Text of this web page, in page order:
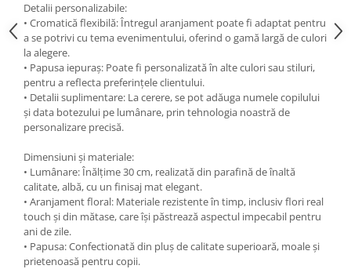
Detalii personalizabile:
• Cromatică flexibilă: Întregul aranjament poate fi adaptat pentru
a se potrivi cu tema evenimentului, oferind o gamă largă de culori
la alegere.
• Papusa iepuraș: Poate fi personalizată în alte culori sau stiluri,
pentru a reflecta preferințele clientului.
• Detalii suplimentare: La cerere, se pot adăuga numele copilului
și data botezului pe lumânare, prin tehnologia noastră de
personalizare precisă.
Dimensiuni și materiale:
• Lumânare: Înălțime 30 cm, realizată din parafină de înaltă
calitate, albă, cu un finisaj mat elegant.
• Aranjament floral: Materiale rezistente în timp, inclusiv flori real
touch și din mătase, care își păstrează aspectul impecabil pentru
ani de zile.
• Papusa: Confectionată din pluș de calitate superioară, moale și
prietenoasă pentru copii.